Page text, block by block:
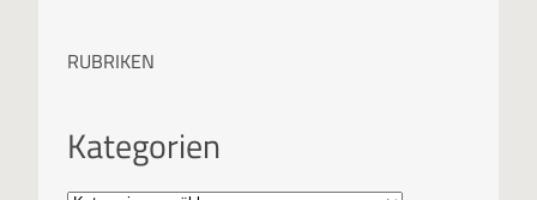
RUBRIKEN
Kategorien